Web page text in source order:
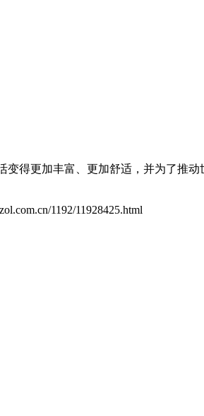
得更加丰富、更加舒适，并为了推动
1192/11928425.html